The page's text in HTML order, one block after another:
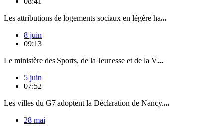
Les attributions de logements sociaux en légère ha...
8 juin
09:13
Le ministère des Sports, de la Jeunesse et de la V...
5 juin
07:52
Les villes du G7 adoptent la Déclaration de Nancy....
28 mai